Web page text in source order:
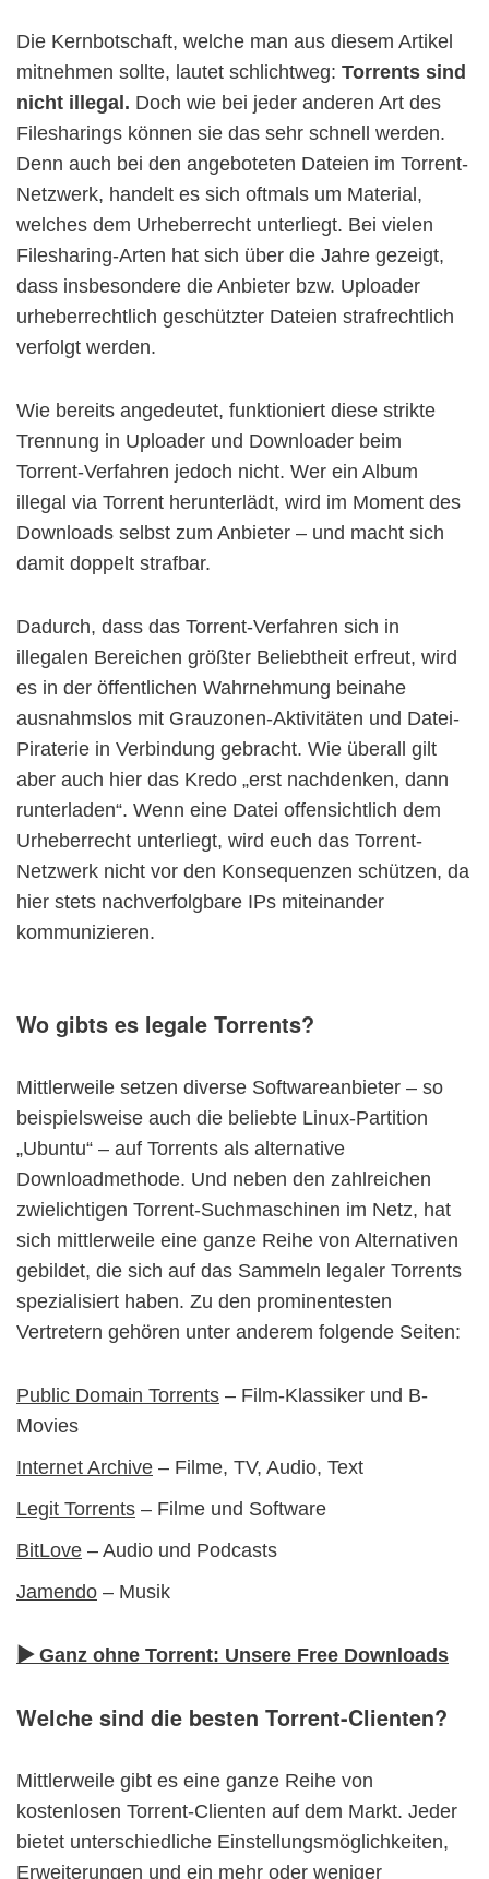
Die Kernbotschaft, welche man aus diesem Artikel
mitnehmen sollte, lautet schlichtweg: Torrents sind
nicht illegal. Doch wie bei jeder anderen Art des
Filesharings können sie das sehr schnell werden.
Denn auch bei den angeboteten Dateien im Torrent-
Netzwerk, handelt es sich oftmals um Material,
welches dem Urheberrecht unterliegt. Bei vielen
Filesharing-Arten hat sich über die Jahre gezeigt,
dass insbesondere die Anbieter bzw. Uploader
urheberrechtlich geschützter Dateien strafrechtlich
verfolgt werden.
Wie bereits angedeutet, funktioniert diese strikte
Trennung in Uploader und Downloader beim
Torrent-Verfahren jedoch nicht. Wer ein Album
illegal via Torrent herunterlädt, wird im Moment des
Downloads selbst zum Anbieter – und macht sich
damit doppelt strafbar.
Dadurch, dass das Torrent-Verfahren sich in
illegalen Bereichen größter Beliebtheit erfreut, wird
es in der öffentlichen Wahrnehmung beinahe
ausnahmslos mit Grauzonen-Aktivitäten und Datei-
Piraterie in Verbindung gebracht. Wie überall gilt
aber auch hier das Kredo „erst nachdenken, dann
runterladen“. Wenn eine Datei offensichtlich dem
Urheberrecht unterliegt, wird euch das Torrent-
Netzwerk nicht vor den Konsequenzen schützen, da
hier stets nachverfolgbare IPs miteinander
kommunizieren.
Wo gibts es legale Torrents?
Mittlerweile setzen diverse Softwareanbieter – so
beispielsweise auch die beliebte Linux-Partition
„Ubuntu“ – auf Torrents als alternative
Downloadmethode. Und neben den zahlreichen
zwielichtigen Torrent-Suchmaschinen im Netz, hat
sich mittlerweile eine ganze Reihe von Alternativen
gebildet, die sich auf das Sammeln legaler Torrents
spezialisiert haben. Zu den prominentesten
Vertretern gehören unter anderem folgende Seiten:
Public Domain Torrents – Film-Klassiker und B-
Movies
Internet Archive – Filme, TV, Audio, Text
Legit Torrents – Filme und Software
BitLove – Audio und Podcasts
Jamendo – Musik
▶ Ganz ohne Torrent: Unsere Free Downloads
Welche sind die besten Torrent-Clienten?
Mittlerweile gibt es eine ganze Reihe von
kostenlosen Torrent-Clienten auf dem Markt. Jeder
bietet unterschiedliche Einstellungsmöglichkeiten,
Erweiterungen und ein mehr oder weniger